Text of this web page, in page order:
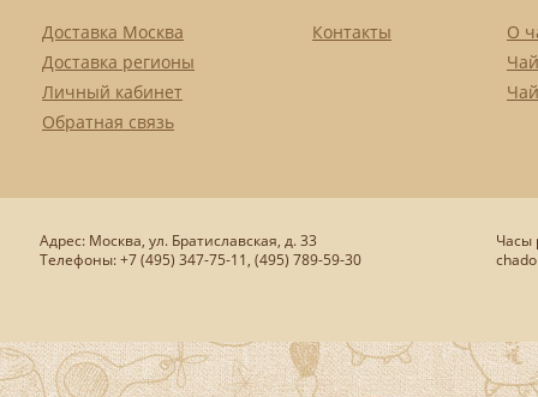
Доставка Москва
Доставка регионы
Личный кабинет
Обратная связь
Контакты
О
Адрес: Москва, ул. Братиславская, д. 33
Телефоны: +7 (495) 347-75-11, (495) 789-59-30
Часы